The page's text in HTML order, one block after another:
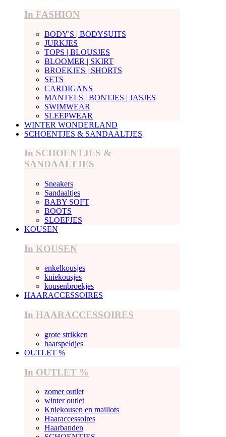
In FASHION
BODY'S | BODYSUITS
JURKJES
TOPS | BLOUSJES
BLOOMER | SKIRT
BROEKJES | SHORTS
SETS
CARDIGANS
MANTELS | BONTJES | JASJES
SWIMWEAR
SLEEPWEAR
WINTER WONDERLAND
SCHOENTJES & SANDAALTJES
In SCHOENTJES &
SANDAALTJES
Sneakers
Sandaaltjes
BABY SOFT
BOOTS
SLOEFJES
KOUSEN
In KOUSEN
enkelkousjes
kniekousjes
kousenbroekjes
HAARACCESSOIRES
In HAARACCESSOIRES
grote strikken
haarspeldjes
OUTLET %
In OUTLET %
zomer outlet
winter outlet
Kniekousen en maillots
Haaraccessoires
Haarbanden